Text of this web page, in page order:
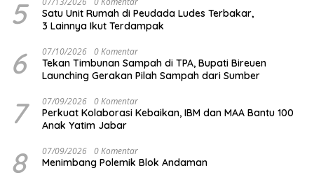
5
Satu Unit Rumah di Peudada Ludes Terbakar,
3 Lainnya Ikut Terdampak
6 07/10/2026 0 Komentar
Tekan Timbunan Sampah di TPA, Bupati Bireuen
Launching Gerakan Pilah Sampah dari Sumber
7 07/09/2026 0 Komentar
Perkuat Kolaborasi Kebaikan, IBM dan MAA Bantu 100
Anak Yatim Jabar
8 07/09/2026 0 Komentar
Menimbang Polemik Blok Andaman